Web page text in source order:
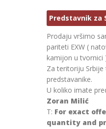
Predstavnik za
Prodaju vršimo
pariteti EXW (
kamijon u tvornici
Za teritoriju Srbije
predstavanike.
U koliko imate
Zoran Milić
T: For exact
quantity and